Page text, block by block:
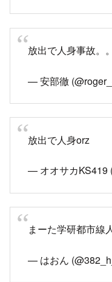
発生し、運転を見
される再開時刻
https://t.co/
pic.twitter.com/
— レスキューナウ
車の下覗いてたか